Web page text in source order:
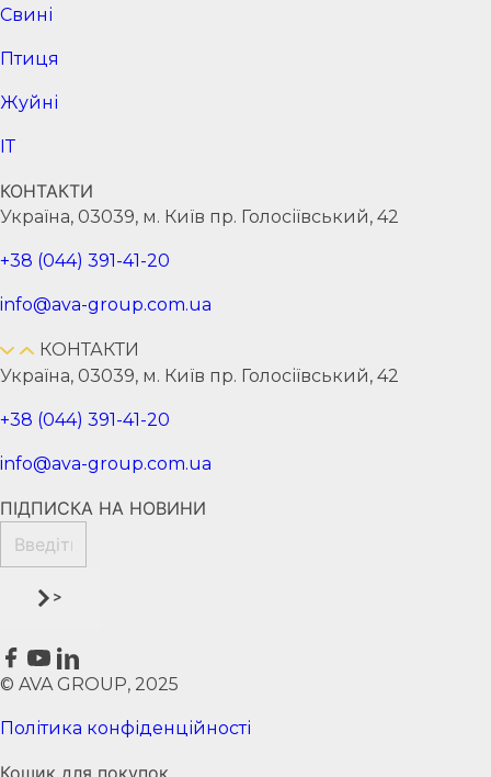
Cвині
Птиця
Жуйні
ІТ
КОНТАКТИ
Україна, 03039, м. Київ пр. Голосіївський, 42
+38 (044) 391-41-20
info@ava-group.com.ua
КОНТАКТИ
Україна, 03039, м. Київ пр. Голосіївський, 42
+38 (044) 391-41-20
info@ava-group.com.ua
ПІДПИСКА НА НОВИНИ
>
© AVA GROUP, 2025
Політика конфіденційності
Кошик для покупок